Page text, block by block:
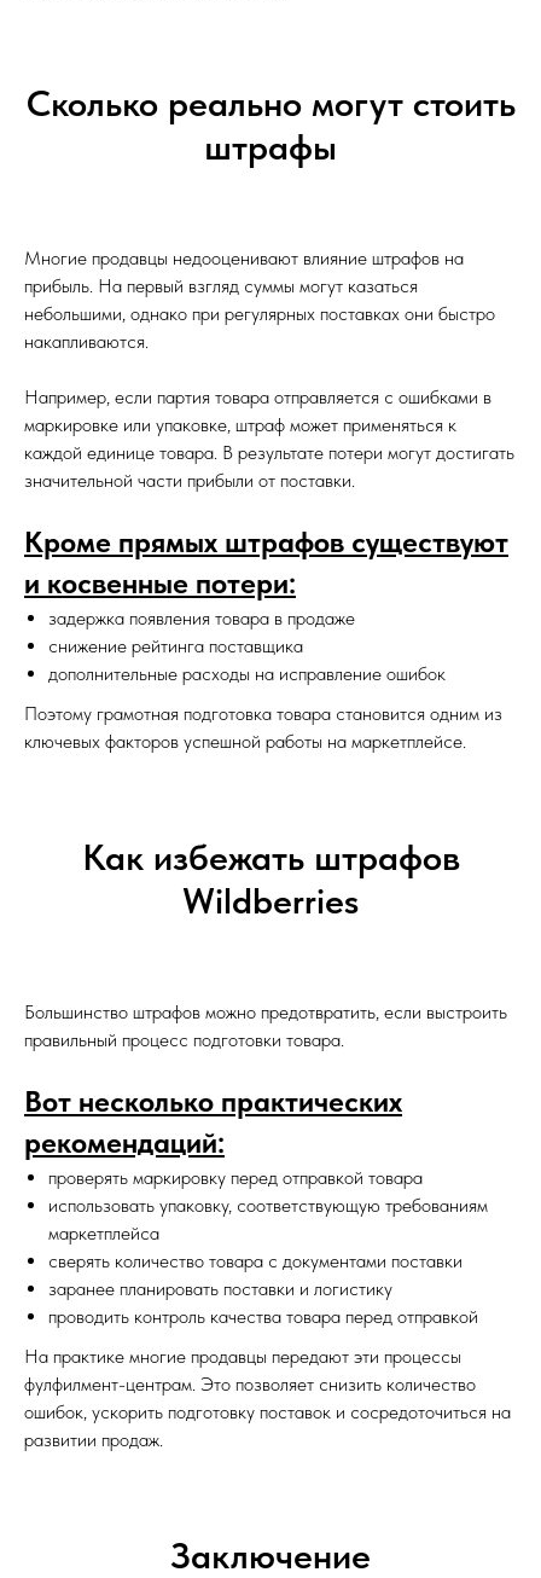
Сколько реально могут стоить
штрафы
Многие продавцы недооценивают влияние штрафов на
прибыль. На первый взгляд суммы могут казаться
небольшими, однако при регулярных поставках они быстро
накапливаются.
Например, если партия товара отправляется с ошибками в
маркировке или упаковке, штраф может применяться к
каждой единице товара. В результате потери могут достигать
значительной части прибыли от поставки.
Кроме прямых штрафов существуют
и косвенные потери:
задержка появления товара в продаже
снижение рейтинга поставщика
дополнительные расходы на исправление ошибок
Поэтому грамотная подготовка товара становится одним из
ключевых факторов успешной работы на маркетплейсе.
Как избежать штрафов
Wildberries
Большинство штрафов можно предотвратить, если выстроить
правильный процесс подготовки товара.
Вот несколько практических
рекомендаций:
проверять маркировку перед отправкой товара
использовать упаковку, соответствующую требованиям
маркетплейса
сверять количество товара с документами поставки
заранее планировать поставки и логистику
проводить контроль качества товара перед отправкой
На практике многие продавцы передают эти процессы
фулфилмент-центрам. Это позволяет снизить количество
ошибок, ускорить подготовку поставок и сосредоточиться на
развитии продаж.
Заключение